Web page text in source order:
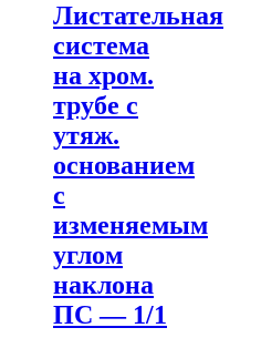
Листательная
система
на хром.
трубе с
утяж.
основанием
с
изменяемым
углом
наклона
ПС — 1/1